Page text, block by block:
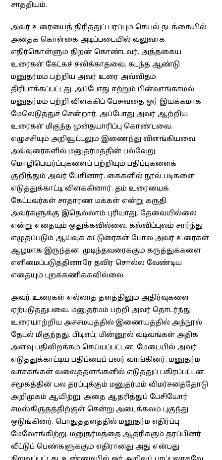
சாத்தியம்.
அவர் உரையைத் திரித்துப் பரப்பும் செயல் நடக்கையில்
அதைக் கொள்கை அடிப்படையில் வலுவாக
எதிர்கொள்ளும் திறன் கொண்டவர். அத்தகைய
உரைகள் கேட்கச் சலிக்காதவை. கடந்த ஆண்டு
மனுதர்மம் பற்றிய அவர் உரை அவ்விதம்
திரிபாக்கப்பட்டது. அப்போது சற்றும் பின்வாங்காமல்
மனுதர்மம் பற்றி விளக்கிப் பேசுவதை ஓர் இயக்கமாக
மேலெடுத்துச் சென்றார். அப்போது அவர் ஆற்றிய
உரைகள் மிகுந்த முன்தயாரிப்பு கொண்டவை.
எழுச்சியும் அறிவூட்டலும் இணைந்து விளங்கியவை.
அவ்வுரைகளில் மனுதர்மத்தின் பல்வேறு
மொழிபெயர்ப்புகளைப் பற்றியும் பதிப்புகளைக்
குறித்தும் அவர் பேசினார். கைகளில் நூல் படிகளை
எடுத்துக்காட்டி விளக்கினார். தம் உரையைக்
கேட்பவர்கள் சாதாரண மக்கள் என்று கருதி
அவர்களுக்கு இதெல்லாம் புரியாது, தேவையில்லை
என்று எதையும் ஒதுக்கவில்லை. கல்விப்புலம் சார்ந்து
எழுதப்படும் ஆய்வுக் கட்டுரைகள் போல அவர் உரைகள்
ஆழமாக இருந்தன. முடிந்தவரைக்கும் கருத்துக்களை
எளிமைப்படுத்தினாரே தவிர சொல்ல வேண்டிய
எதையும் புறக்கணிக்கவில்லை.
அவர் உரைகள் எல்லாத் தளத்திலும் அதிர்வுகளை
ஏற்படுத்துபவை. மனுதர்மம் பற்றி அவர் தொடர்ந்து
உரையாற்றிய அச்சமயத்தில் இணையத்தில் அந்நூல்
தேடல் மிகுந்தது. பிடிஎப், மின்னூல் வடிவங்கள் அதிக
அளவு பதிவிறக்கம் செய்யப்பட்டன. மேடையில் அவர்
எடுத்துக்காட்டிய பதிப்பைப் பலர் வாங்கினர். மனுதர்ம
வாசகங்கள் வலைத்தளங்களில் எடுத்துப் பகிரப்பட்டன.
சமூகத்தின் பல தரப்புக்கும் மனுதர்மம் விமர்சனத்தோடு
அறிமுகம் ஆயிற்று. அதை ஆதரித்துப் பேசியோர்
சமஸ்கிருதத்திற்குள் சென்று அடைக்கலம் புகுந்து
ஒடுங்கினர். பொதுத்தளத்தில் மனுதர்ம எதிர்ப்பு
மேலோங்கிற்று. மனுதர்மத்தை ஆதரிக்கும் தரப்பினர்
வீட்டுப் பெண்களுக்கும் எதிரானது அது என்பது